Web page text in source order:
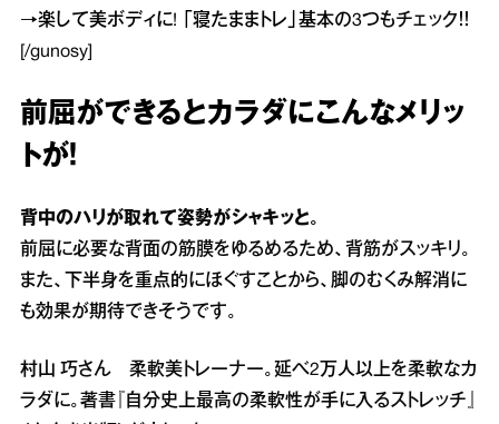
→楽して美ボディに! 「寝たままトレ」基本の3つもチェック！！
[/gunosy]
前屈ができるとカラダにこんなメリッ
トが！
背中のハリが取れて姿勢がシャキッと。
前屈に必要な背面の筋膜をゆるめるため、背筋がスッキリ。
また、下半身を重点的にほぐすことから、脚のむくみ解消に
も効果が期待できそうです。
村山 巧さん 柔軟美トレーナー。延べ2万人以上を柔軟なカ
ラダに。著書『自分史上最高の柔軟性が手に入るストレッチ』